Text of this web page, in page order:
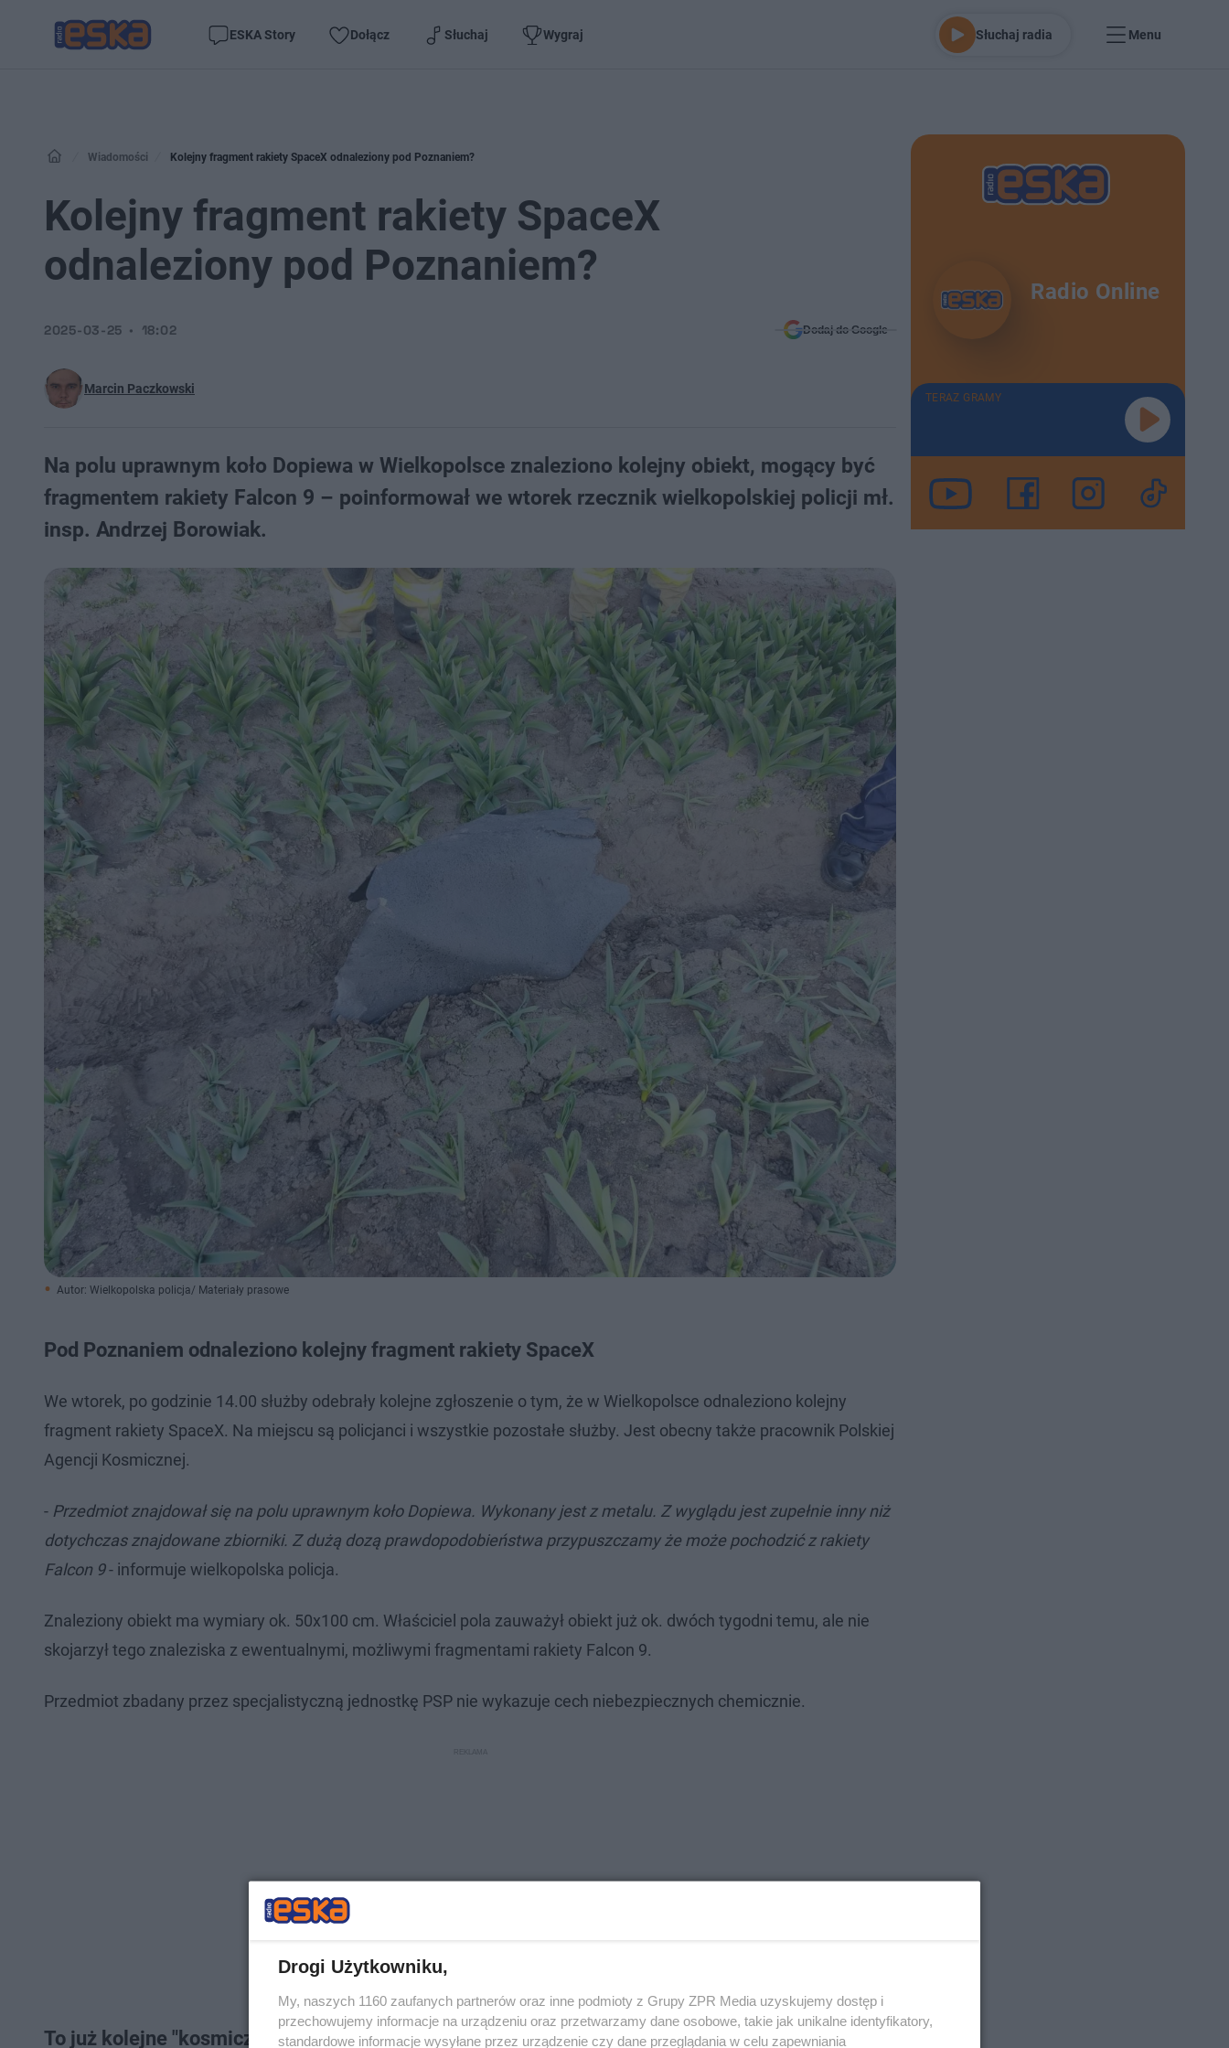
ESKA Story Dołącz Słuchaj Wygraj Słuchaj radia Menu
Wiadomości Kolejny fragment rakiety SpaceX odnaleziony pod Poznaniem?
Kolejny fragment rakiety SpaceX
odnaleziony pod Poznaniem?
Marcin Paczkowski
2025-03-25 18:02 Dodaj do Google
Na polu uprawnym koło Dopiewa w Wielkopolsce znaleziono kolejny obiekt, mogący być
fragmentem rakiety Falcon 9 – poinformował we wtorek rzecznik wielkopolskiej policji mł.
insp. Andrzej Borowiak.
Autor: Wielkopolska policja/ Materiały prasowe
Pod Poznaniem odnaleziono kolejny fragment rakiety SpaceX
We wtorek, po godzinie 14.00 służby odebrały kolejne zgłoszenie o tym, że w Wielkopolsce odnaleziono kolejny
fragment rakiety SpaceX. Na miejscu są policjanci i wszystkie pozostałe służby. Jest obecny także pracownik Polskiej
Agencji Kosmicznej.
- Przedmiot znajdował się na polu uprawnym koło Dopiewa. Wykonany jest z metalu. Z wyglądu jest zupełnie inny niż
dotychczas znajdowane zbiorniki. Z dużą dozą prawdopodobieństwa przypuszczamy że może pochodzić z rakiety
Falcon 9- informuje wielkopolska policja.
Znaleziony obiekt ma wymiary ok. 50x100 cm. Właściciel pola zauważył obiekt już ok. dwóch tygodni temu, ale nie
skojarzył tego znaleziska z ewentualnymi, możliwymi fragmentami rakiety Falcon 9.
Przedmiot zbadany przez specjalistyczną jednostkę PSP nie wykazuje cech niebezpiecznych chemicznie.
To już kolejne "kosmiczne" znalezisko w Wielkopolsce
Radio Online
TERAZ GRAMY
Drogi Użytkowniku,
My, naszych 1160 zaufanych partnerów oraz inne podmioty z Grupy ZPR Media uzyskujemy dostęp i
przechowujemy informacje na urządzeniu oraz przetwarzamy dane osobowe, takie jak unikalne identyfikatory,
standardowe informacje wysyłane przez urządzenie czy dane przeglądania w celu zapewniania